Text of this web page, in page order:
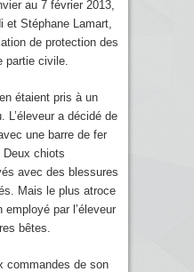
au 7 février 2013,
et Stéphane Lamart,
de protection des
partie civile.
étaient pris à un
L’éleveur a décidé de
une barre de fer
Deux chiots
avec des blessures
Mais le plus atroce
employé par l’éleveur
bêtes.
commandes de son